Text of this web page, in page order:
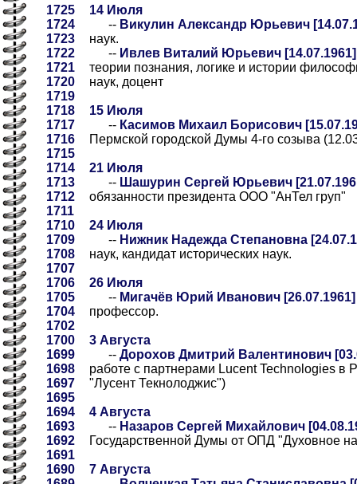
1725
1724
1723
1722
1721
1720
1719
1718
1717
1716
1715
1714
1713
1712
1711
1710
1709
1708
1707
1706
1705
1704
1702
1700
1699
1698
1697
1695
1694
1693
1692
1691
1690
14 Июля
-- Викулин Александр Юрьевич
наук.
-- Ивлев Виталий Юрьевич [14.07.1961]
теории познания, логике и истории
наук, доцент
15 Июля
-- Касимов Михаил Борисович
Пермской городской Думы 4-го созыва
21 Июля
-- Шашурин Сергей Юрьевич
обязанности президента ООО "АнТел груп"
24 Июля
-- Нижник Надежда Степановна
наук, кандидат исторических наук.
26 Июля
-- Мигачёв Юрий Иванович [26.07.1961]
профессор.
3 Августа
-- Дорохов Дмитрий Валентинович
работе с партнерами Lucent Technologies в
"Лусент Текнолоджис")
4 Августа
-- Назаров Сергей Михайлович
Государственной Думы от ОПД "Духовное
7 Августа